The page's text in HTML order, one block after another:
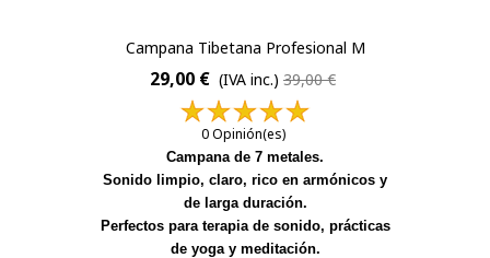
Campana Tibetana Profesional M
29,00 € (IVA inc.) 39,00 €
0 Opinión(es)
Campana de 7 metales.
Sonido limpio, claro, rico en armónicos y
de larga duración.
Perfectos para terapia de sonido, prácticas
de yoga y meditación.